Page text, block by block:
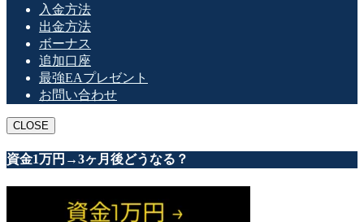
入金方法
出金方法
ボーナス
追加口座
最強EAプレゼント
お問い合わせ
CLOSE
資金1万円→3ヶ月後どうなる？